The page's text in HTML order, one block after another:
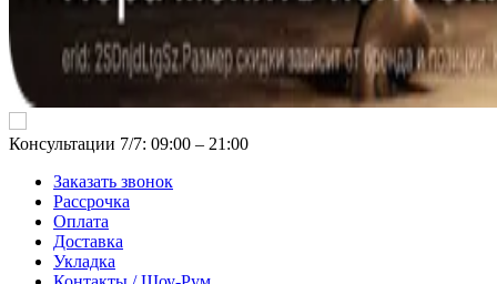
Консультации 7/7: 09:00 ‒ 21:00
Заказать звонок
Рассрочка
Оплата
Доставка
Укладка